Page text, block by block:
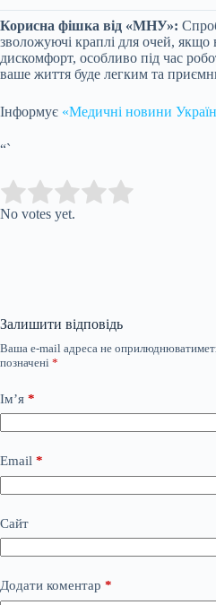
Корисна фішка від «МНУ»:
зволожуючі краплі для очей, якщо
дискомфорт, особливо під час
ваше життя буде легким та
Інформує «Медичні новини
“`
Rate this item:
No votes yet.
Залишити відповідь
Ваша e-mail адреса не
позначені *
Ім’я *
Email *
Сайт
Додати коментар *